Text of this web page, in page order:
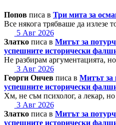
Попов писа в Три мита за
Все някога трябваше да излезе
5 Авг 2026
Златко писа в Митът за
успешните исторически
Не разбирам аргументацията,
3 Авг 2026
Георги Ончев писа в Митът за
успешните исторически
Хм, не съм психолог, а лекар, но
3 Авг 2026
Златко писа в Митът за
успешните исторически